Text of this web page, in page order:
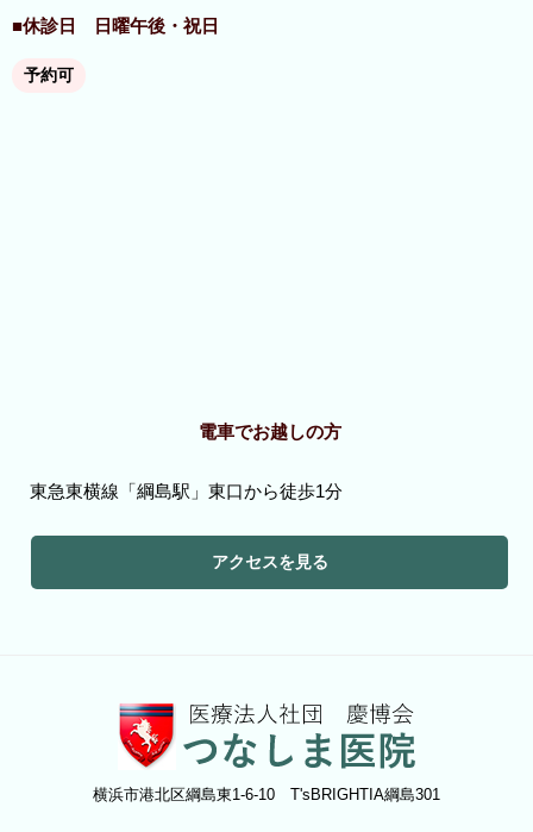
■休診日 日曜午後・祝日
予約可
電車でお越しの方
東急東横線「綱島駅」東口から徒歩1分
アクセスを見る
横浜市港北区綱島東1-6-10 T'sBRIGHTIA綱島301